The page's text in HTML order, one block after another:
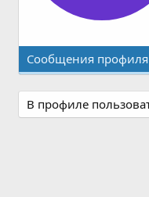
Сообщения профиля
В профиле